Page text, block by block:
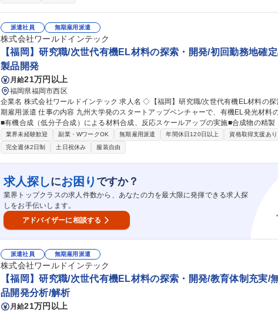
上も同じ常駐先で勤務しています。 募集職種 ●教育研修充実!【福岡/研究職】未経験歓迎/京都大学・都立大学に研
修ラボ保有
派遣社員 無期雇用派遣
株式会社ワールドインテック
【福岡】研究職/次世代有機EL材料の探索・開発/初回勤務地確
製品開発
月給21万円以上
福岡県福岡市西区
企業名 株式会社ワールドインテック 求人名 ◇【福岡】研究職/次世代有機EL材料の探索・開発/初回勤務地確定/無
期雇用派遣 仕事の内容 九州大学発のスタートアップベンチャーで、有機EL発光材料の研究開発を担当。【詳細】
■有機合成（低分子合成）による材料合成、反応スケールアップの実施■合成物の精製
ー等）、NMR等に よる構造解析・評価■カーボン材料等を用いたサンプル調製、電気・発光評価データの取得・
解析■実験手順書（WI）に基づくルーチン業務の遂行およびデータ整理■プロジェクト
務、必要に応じた報告・資料作成 スタートアップならではの裁量と、最先端材料に直
性を高められます。 募集職種 ◇【福岡】研究職/次世代有機EL材料の探索・開
業界未経験歓迎 副業・WワークOK 無期雇用派遣 年間休日120日以上 資格取得支援あり
完全週休2日制
土日祝休み 服装自由
求人探しにお困り ですか？
業界トップクラスの求人件数から、あなたの力を最大限に発揮できる求人探
しをお手伝いします。
アドバイザーに相談する
派遣社員 無期雇用派遣
株式会社ワールドインテック
【福岡】研究職/次世代有機EL材料の探索・開発/教育体制充実/
品開発分析/解析
月給21万円以上